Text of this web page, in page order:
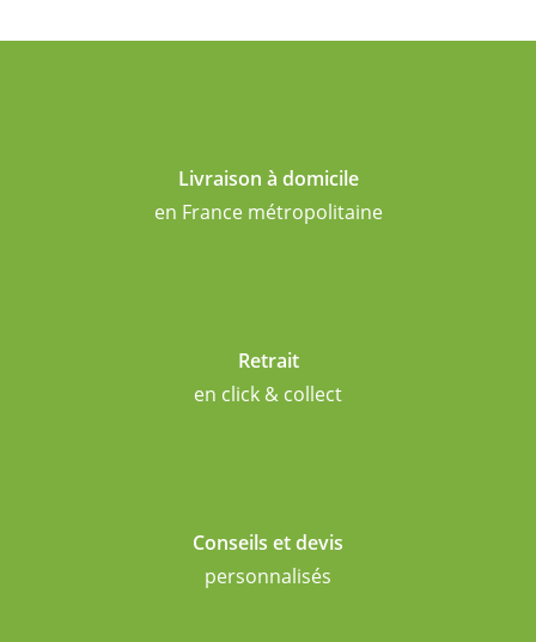
Livraison à domicile
en France métropolitaine
Retrait
en click & collect
Conseils et devis
personnalisés